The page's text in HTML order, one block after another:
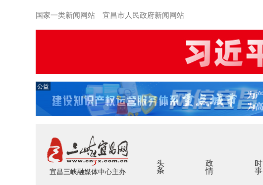
国家一类新闻网站 宜昌市人民政府新闻网站
公益
宜昌三峡融媒体中心主办
头条 政情 时事